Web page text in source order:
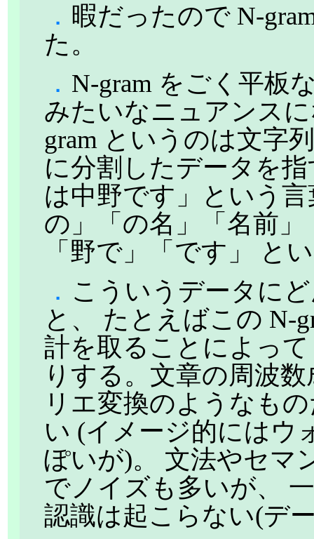
． 暇だったので N-
た。
． N-gram をごく平板
みたいなニュアンス
gram というのは文字
に分割したデータを
は中野です」という
の」「の名」「名前
「野で」「です」 と
． こういうデータに
と、 たとえばこの N-
計を取ることによっ
りする。文章の周波
リエ変換のようなも
い (イメージ的にはウ
ぽいが)。 文法やセマ
でノイズも多いが、
認識は起こらない(デ